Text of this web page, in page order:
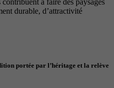
durable, d’attractivité
portée par l’héritage et la relève